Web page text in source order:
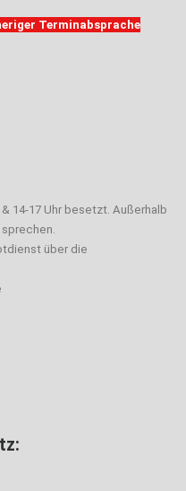
Terminabsprache
14-17 Uhr besetzt. Außerhalb
über die